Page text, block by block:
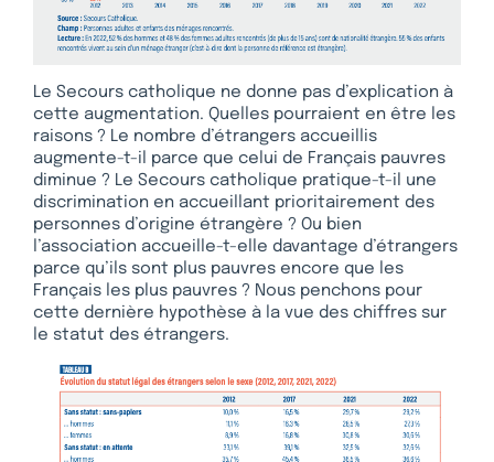
Le Secours catholique ne donne pas d’explication à
cette augmentation. Quelles pourraient en être les
raisons ? Le nombre d’étrangers accueillis
augmente-t-il parce que celui de Français pauvres
diminue ? Le Secours catholique pratique-t-il une
discrimination en accueillant prioritairement des
personnes d’origine étrangère ? Ou bien
l’association accueille-t-elle davantage d’étrangers
parce qu’ils sont plus pauvres encore que les
Français les plus pauvres ? Nous penchons pour
cette dernière hypothèse à la vue des chiffres sur
le statut des étrangers.